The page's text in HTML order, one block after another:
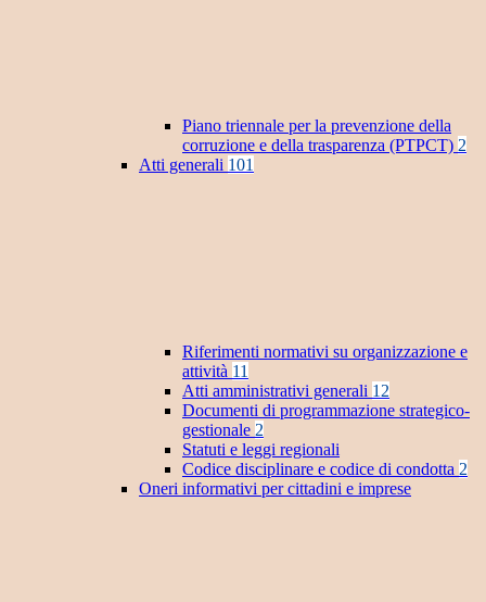
Piano triennale per la prevenzione della
corruzione e della trasparenza (PTPCT) 2
Atti generali 101
Riferimenti normativi su organizzazione e
attività 11
Atti amministrativi generali 12
Documenti di programmazione strategico-
gestionale 2
Statuti e leggi regionali
Codice disciplinare e codice di condotta 2
Oneri informativi per cittadini e imprese